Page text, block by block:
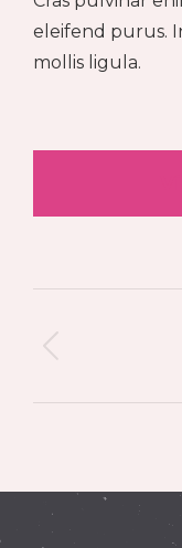
eleifend purus.
mollis ligula.
navigation